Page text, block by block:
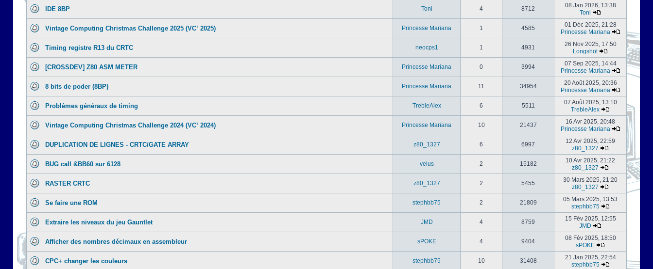
IDE 8BP Toni 4 8712
08 Jan 2026, 13:38
Toni
Vintage Computing Christmas Challenge 2025 (VC³ 2025) Princesse Mariana 1 4585
01 Déc 2025, 21:28
Princesse Mariana
Timing registre R13 du CRTC neocps1 1 4931
26 Nov 2025, 17:50
Longshot
[CROSSDEV] Z80 ASM METER Princesse Mariana 0 3994
07 Sep 2025, 14:44
Princesse Mariana
8 bits de poder (8BP) Princesse Mariana 11 34954
20 Août 2025, 20:36
Princesse Mariana
Problèmes généraux de timing TrebleAlex 6 5511
07 Août 2025, 13:10
TrebleAlex
Vintage Computing Christmas Challenge 2024 (VC³ 2024) Princesse Mariana 10 21437
16 Avr 2025, 20:48
Princesse Mariana
DUPLICATION DE LIGNES - CRTC/GATE ARRAY z80_1327 6 6997
12 Avr 2025, 22:59
z80_1327
BUG call &BB60 sur 6128 velus 2 15182
10 Avr 2025, 21:22
z80_1327
RASTER CRTC z80_1327 2 5455
30 Mars 2025, 21:20
z80_1327
Se faire une ROM stephbb75 2 21809
05 Mars 2025, 13:53
stephbb75
Extraire les niveaux du jeu Gauntlet JMD 4 8759
15 Fév 2025, 12:55
JMD
Afficher des nombres décimaux en assembleur sPOKE 4 9404
08 Fév 2025, 18:50
sPOKE
CPC+ changer les couleurs stephbb75 10 31408
21 Jan 2025, 22:54
stephbb75